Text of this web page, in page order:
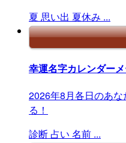
夏 思い出 夏休み ...
幸運名字カレンダー
2026年8月各日のあ
る！
診断 占い 名前 ...